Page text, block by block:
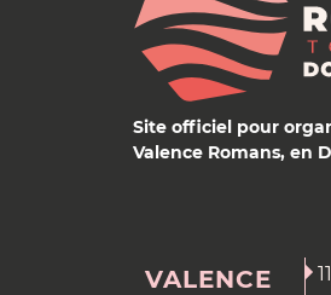
Site officiel pour
Valence Romans, en
VALENCE